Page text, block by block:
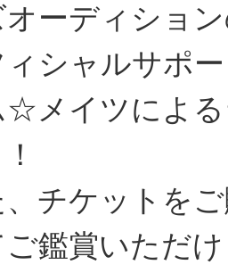
オーディショ
ィシャルサポ
☆メイツによ
、チケットを
ご鑑賞いただ